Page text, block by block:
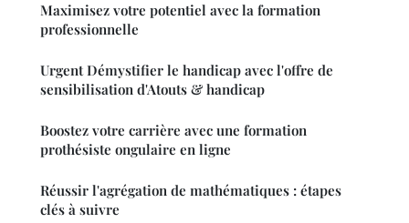
Maximisez votre potentiel avec la formation
professionnelle
Urgent Démystifier le handicap avec l'offre de
sensibilisation d'Atouts & handicap
Boostez votre carrière avec une formation
prothésiste ongulaire en ligne
Réussir l'agrégation de mathématiques : étapes
clés à suivre